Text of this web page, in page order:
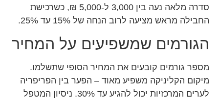
סדרה מלאה נעה בין 3,000 ל-5,000 ₪, כשרכישת
החבילה מראש מציעה לרוב הנחה של 15% עד 25%.
הגורמים שמשפיעים על המחיר
מספר גורמים קובעים את המחיר הסופי שתשלמו.
מיקום הקליניקה משפיע מאוד – הפער בין הפריפריה
לערים המרכזיות יכול להגיע עד 30%. ניסיון המטפל